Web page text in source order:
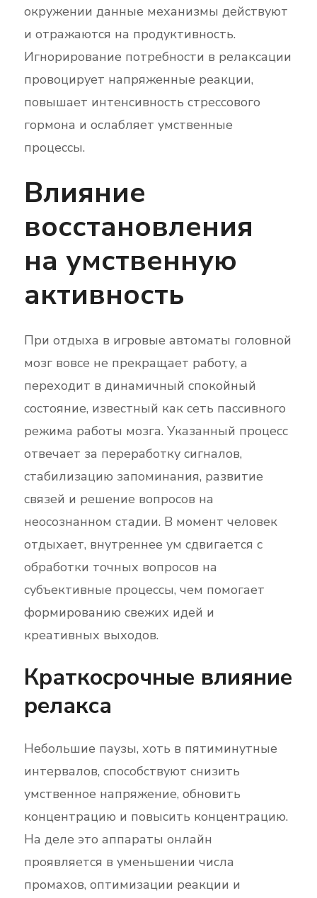
окружении данные механизмы действуют
и отражаются на продуктивность.
Игнорирование потребности в релаксации
провоцирует напряженные реакции,
повышает интенсивность стрессового
гормона и ослабляет умственные
процессы.
Влияние
восстановления
на умственную
активность
При отдыха в игровые автоматы головной
мозг вовсе не прекращает работу, а
переходит в динамичный спокойный
состояние, известный как сеть пассивного
режима работы мозга. Указанный процесс
отвечает за переработку сигналов,
стабилизацию запоминания, развитие
связей и решение вопросов на
неосознанном стадии. В момент человек
отдыхает, внутреннее ум сдвигается с
обработки точных вопросов на
субъективные процессы, чем помогает
формированию свежих идей и
креативных выходов.
Краткосрочные влияние
релакса
Небольшие паузы, хоть в пятиминутные
интервалов, способствуют снизить
умственное напряжение, обновить
концентрацию и повысить концентрацию.
На деле это аппараты онлайн
проявляется в уменьшении числа
промахов, оптимизации реакции и